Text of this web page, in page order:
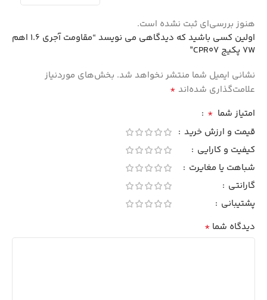
هنوز بررسی‌ای ثبت نشده است.
اولین کسی باشید که دیدگاهی می نویسد “مقاومت آجری 1.6 اهم
7W پکیج CPR07”
نشانی ایمیل شما منتشر نخواهد شد. بخش‌های موردنیاز
علامت‌گذاری شده‌اند *
امتیاز شما *
قیمت و ارزش خرید
کیفیت و کارایی
شباهت یا مغایرت
گارانتی
پشتیبانی
دیدگاه شما *